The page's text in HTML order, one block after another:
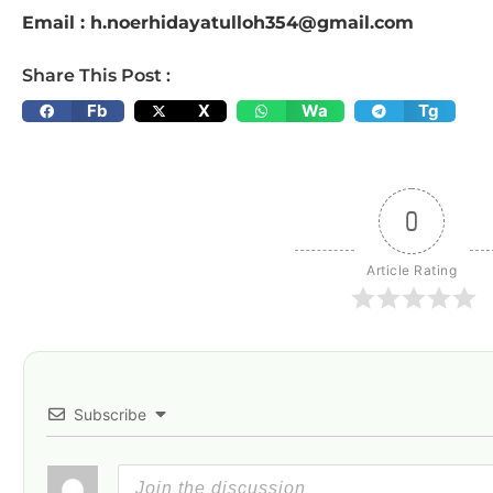
Email : h.noerhidayatulloh354@gmail.com
Share This Post :
Fb
X Wa Tg
0
Article Rating
Subscribe